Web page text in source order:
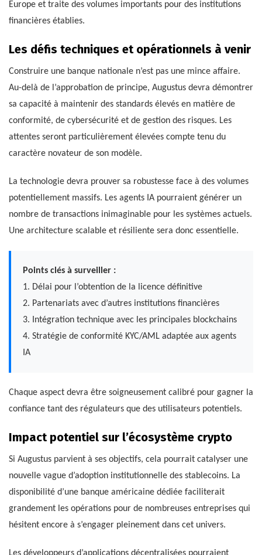
Europe et traite des volumes importants pour des institutions
financières établies.
Les défis techniques et opérationnels à venir
Construire une banque nationale n’est pas une mince affaire.
Au-delà de l’approbation de principe, Augustus devra démontrer
sa capacité à maintenir des standards élevés en matière de
conformité, de cybersécurité et de gestion des risques. Les
attentes seront particulièrement élevées compte tenu du
caractère novateur de son modèle.
La technologie devra prouver sa robustesse face à des volumes
potentiellement massifs. Les agents IA pourraient générer un
nombre de transactions inimaginable pour les systèmes actuels.
Une architecture scalable et résiliente sera donc essentielle.
Points clés à surveiller :
1. Délai pour l’obtention de la licence définitive
2. Partenariats avec d’autres institutions financières
3. Intégration technique avec les principales blockchains
4. Stratégie de conformité KYC/AML adaptée aux agents
IA
Chaque aspect devra être soigneusement calibré pour gagner la
confiance tant des régulateurs que des utilisateurs potentiels.
Impact potentiel sur l’écosystème crypto
Si Augustus parvient à ses objectifs, cela pourrait catalyser une
nouvelle vague d’adoption institutionnelle des stablecoins. La
disponibilité d’une banque américaine dédiée faciliterait
grandement les opérations pour de nombreuses entreprises qui
hésitent encore à s’engager pleinement dans cet univers.